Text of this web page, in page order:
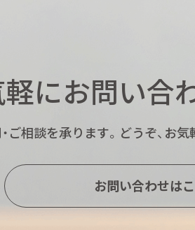
にお問い合
ご相談を承ります。 どうぞ、お
お問い合わせは